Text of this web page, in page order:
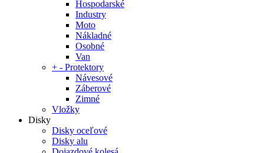
Hospodarské
Industry
Moto
Nákladné
Osobné
Van
+ - Protektory
Návesové
Záberové
Zimné
Vložky
Disky
Disky oceľové
Disky alu